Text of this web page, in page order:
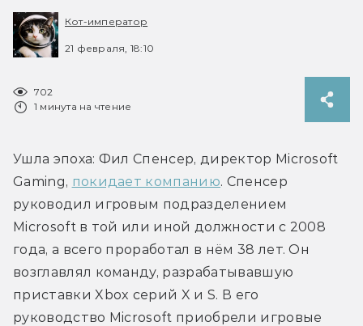
Кот-император
21 февраля, 18:10
702
1 минута на чтение
Ушла эпоха: Фил Спенсер, директор Microsoft
Gaming, покидает компанию. Спенсер
руководил игровым подразделением
Microsoft в той или иной должности с 2008
года, а всего проработал в нём 38 лет. Он
возглавлял команду, разрабатывавшую
приставки Xbox серий X и S. В его
руководство Microsoft приобрели игровые